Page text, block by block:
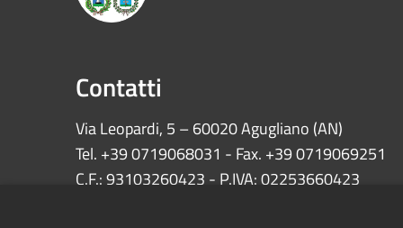
Contatti
Via Leopardi, 5 – 60020 Agugliano (AN)
Tel. +39 0719068031 - Fax. +39 0719069251
C.F.: 93103260423 - P.IVA: 02253660423